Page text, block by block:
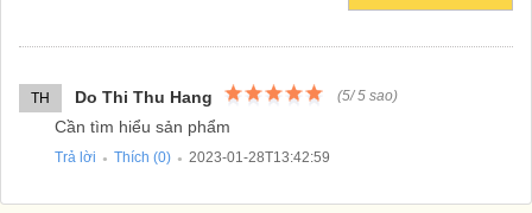
TH Do Thi Thu Hang (5/5 sao)
Cần tìm hiểu sản phẩm
Trả lời ● Thích (0) ● 2023-01-28T13:42:59